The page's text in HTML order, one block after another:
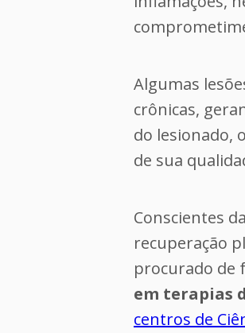
Algumas
crônicas,
do lesionado,
de sua
Conscientes
recuperação
procurado de
em terapias
centros de